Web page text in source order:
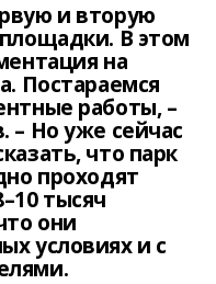
и вторую
В этом
на
Постараемся
работы, –
– Но уже сейчас
что парк
проходят
тысяч
они
условиях и с